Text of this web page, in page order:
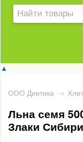
▲
ООО Диетика →
Льна семя
Злаки Сибири